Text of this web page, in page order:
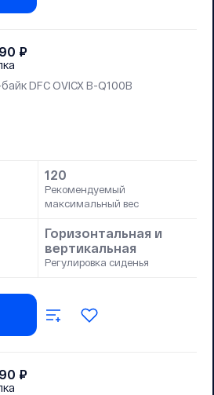
₽
DFC OVICX B-Q100B
120
Рекомендуемый
максимальный вес
Горизонтальная и
вертикальная
Регулировка сиденья
₽